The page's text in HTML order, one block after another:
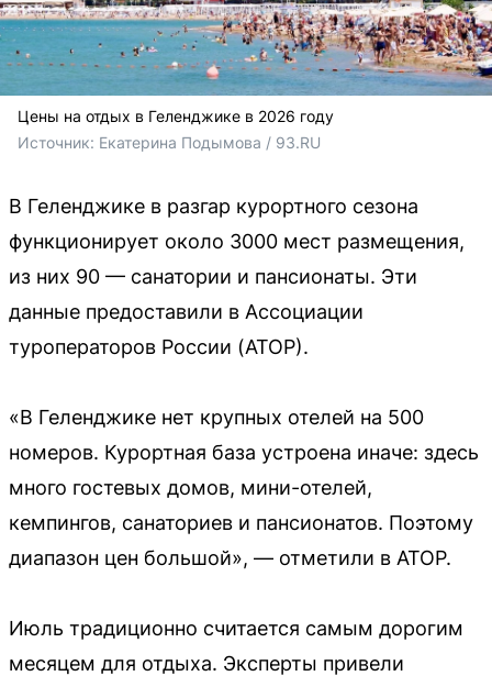
Цены на отдых в Геленджике в 2026 году
Источник: Екатерина Подымова / 93.RU
В Геленджике в разгар курортного сезона
функционирует около 3000 мест размещения,
из них 90 — санатории и пансионаты. Эти
данные предоставили в Ассоциации
туроператоров России (АТОР).
«В Геленджике нет крупных отелей на 500
номеров. Курортная база устроена иначе: здесь
много гостевых домов, мини-отелей,
кемпингов, санаториев и пансионатов. Поэтому
диапазон цен большой», — отметили в АТОР.
Июль традиционно считается самым дорогим
месяцем для отдыха. Эксперты привели